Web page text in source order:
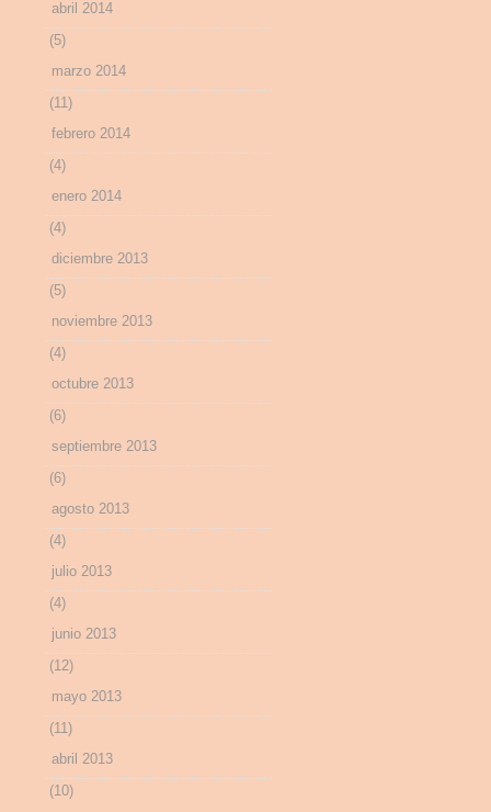
abril 2014
(5)
marzo 2014
(11)
febrero 2014
(4)
enero 2014
(4)
diciembre 2013
(5)
noviembre 2013
(4)
octubre 2013
(6)
septiembre 2013
(6)
agosto 2013
(4)
julio 2013
(4)
junio 2013
(12)
mayo 2013
(11)
abril 2013
(10)